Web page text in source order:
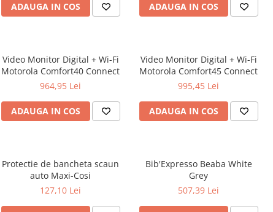
ADAUGA IN COS ADAUGA IN COS
Video Monitor Digital + Wi-Fi
Motorola Comfort40 Connect
964,95 Lei
ADAUGA IN COS
Video Monitor Digital + Wi-Fi
Motorola Comfort45 Connect
995,45 Lei
ADAUGA IN COS
Protectie de bancheta scaun
auto Maxi-Cosi
127,10 Lei
Bib'Expresso Beaba White
Grey
507,39 Lei